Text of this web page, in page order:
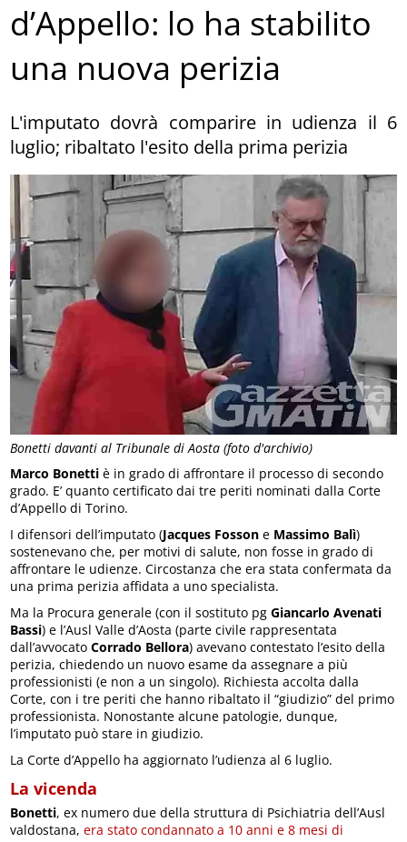
Bonetti davanti al Tribunale di Aosta (foto d'archivio)
d’Appello: lo ha stabilito
una nuova perizia
L'imputato dovrà comparire in udienza il 6
luglio; ribaltato l'esito della prima perizia
Marco Bonetti è in grado di affrontare il processo di secondo
grado. E’ quanto certificato dai tre periti nominati dalla Corte
d’Appello di Torino.
I difensori dell’imputato (Jacques Fosson e Massimo Balì)
sostenevano che, per motivi di salute, non fosse in grado di
affrontare le udienze. Circostanza che era stata confermata da
una prima perizia affidata a uno specialista.
Ma la Procura generale (con il sostituto pgGiancarlo Avenati
Bassi) e l’Ausl Valle d’Aosta (parte civile rappresentata
dall’avvocatoCorrado Bellora) avevano contestato l’esito della
perizia, chiedendo un nuovo esame da assegnare a più
professionisti (e non a un singolo). Richiesta accolta dalla
Corte, con i tre periti che hanno ribaltato il “giudizio” del primo
professionista. Nonostante alcune patologie, dunque,
l’imputato può stare in giudizio.
La Corte d’Appello ha aggiornato l’udienza al 6 luglio.
La vicenda
Bonetti, ex numero due della struttura di Psichiatria dell’Ausl
valdostana,era stato condannato a 10 anni e 8 mesi di